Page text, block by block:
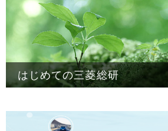
はじめての三菱総研